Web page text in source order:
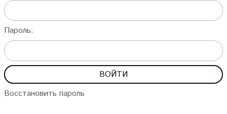
Пароль:
Восстановить пароль